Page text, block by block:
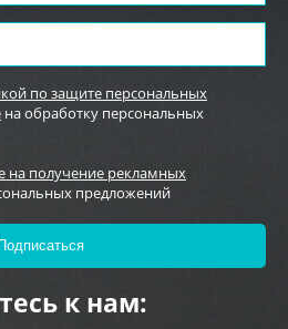
по защите персональных
на обработку персональных
на получение рекламных
предложений
к нам: